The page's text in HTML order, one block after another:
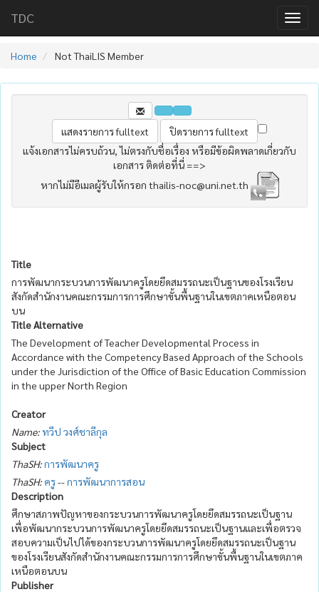
TDC
Home Not ThaiLIS Member
แจ้งเอกสารไม่ครบถ้วน, ไม่ตรงกับชื่อเรื่อง หรือมีข้อผิดพลาดเกี่ยวกับ
เอกสาร ติดต่อที่นี่ ==>
หากไม่มีอีเมลผู้รับให้กรอก thailis-noc@uni.net.th
Title
การพัฒนากระบวนการพัฒนาครูโดยยึดสมรรถนะเป็นฐานของโรงเรียน
สังกัดสำนักงานคณะกรรมการการศึกษาขั้นพื้นฐานในเขตภาคเหนือตอน
บน
Title Alternative
The Development of Teacher Developmental Process in
Accordance with the Competency Based Approach of the Schools
under the Jurisdiction of the Office of Basic Education Commission
in the upper North Region
Creator
Name:ทวีป วงศ์ชาลีกุล
Subject
ThaSH:การพัฒนาครู
ThaSH: ครู--การพัฒนาการสอน
Description
ศึกษาสภาพปัญหาของกระบวนการพัฒนาครูโดยยึดสมรรถนะเป็นฐาน
เพื่อพัฒนากระบวนการพัฒนาครูโดยยึดสมรรถนะเป็นฐานและเพื่อตรวจ
สอบความเป็นไปได้ของกระบวนการพัฒนาครูโดยยึดสมรรถนะเป็นฐาน
ของโรงเรียนสังกัดสำนักงานคณะกรรมการการศึกษาขั้นพื้นฐานในเขตภาค
เหนือตอนบน
Publisher